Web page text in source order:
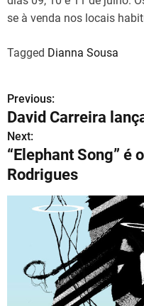
se à venda nos locais
Tagged Dianna Sousa
N
a
v
e
Previous:
David Carreira
Next:
“Elephant Song” é
Rodrigues